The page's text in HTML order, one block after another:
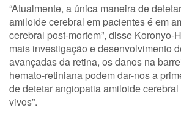
“Atualmente, a única maneira de
amiloide cerebral em pacientes é em
cerebral post-mortem”, disse Koronyo-
mais investigação e desenvolvimento
avançadas da retina, os danos na
hemato-retiniana podem dar-nos a
de detetar angiopatia amiloide
vivos”.